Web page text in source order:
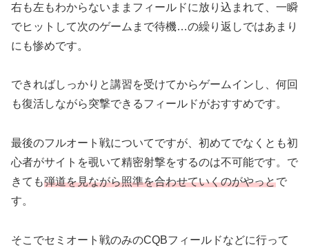
右も左もわからないままフィールドに放り込まれて、一瞬
でヒットして次のゲームまで待機…の繰り返しではあまり
にも惨めです。
できればしっかりと講習を受けてからゲームインし、何回
も復活しながら突撃できるフィールドがおすすめです。
最後のフルオート戦についてですが、初めてでなくとも初
心者がサイトを覗いて精密射撃をするのは不可能です。で
きても弾道を見ながら照準を合わせていくのがやっとで
す。
そこでセミオート戦のみのCQBフィールドなどに行って